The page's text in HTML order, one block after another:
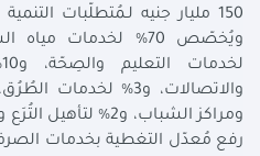
150 مليار جنيه لـمُتطلّبات
ومراكز الشباب، و2%